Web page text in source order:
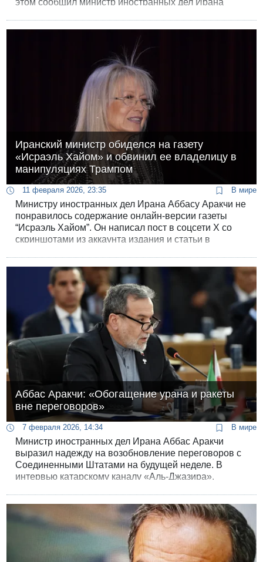
этом сообщил министр иностранных дел Ирана
Иранский министр обиделся на газету
«Исраэль Хайом» и обвинил ее владелицу в
манипуляциях Трампом
11 февраля 2026, 23:35 В мире
Министру иностранных дел Ирана Аббасу Аракчи не
понравилось содержание онлайн-версии газеты
“Исраэль Хайом”. Он написал пост в соцсети Х со
скриншотами из аккаунта издания и статьи в
Аббас Аракчи: «Обогащение урана и ракеты
вне переговоров»
7 февраля 2026, 14:34 В мире
Министр иностранных дел Ирана Аббас Аракчи
выразил надежду на возобновление переговоров с
Соединенными Штатами на будущей неделе. В
интервью катарскому каналу «Аль-Джазира»,
вопрос о ядерной программе».